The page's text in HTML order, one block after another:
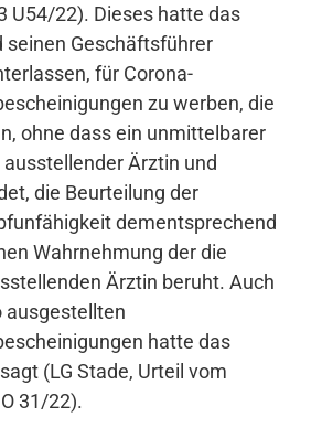
U54/22). Dieses hatte das
seinen Geschäftsführer
für Corona-
zu werben, die
ohne dass ein unmittelbarer
Ärztin und
die Beurteilung der
dementsprechend
Wahrnehmung der die
Ärztin beruht. Auch
ausgestellten
hatte das
(LG Stade, Urteil vom
31/22).